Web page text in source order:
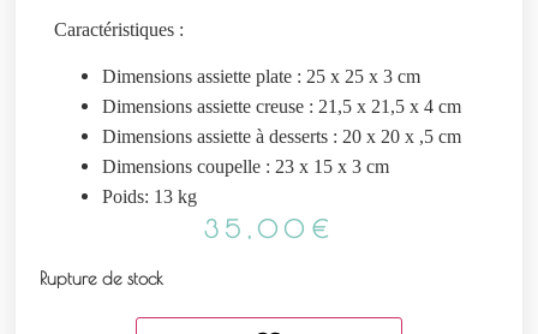
Caractéristiques :
Dimensions assiette plate : 25 x 25 x 3 cm
Dimensions assiette creuse : 21,5 x 21,5 x 4 cm
Dimensions assiette à desserts : 20 x 20 x ,5 cm
Dimensions coupelle : 23 x 15 x 3 cm
Poids: 13 kg
35,00 €
Rupture de stock